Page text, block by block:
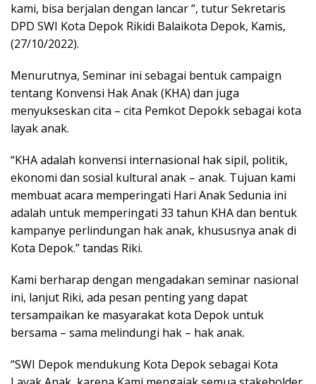
kami, bisa berjalan dengan lancar “, tutur Sekretaris
DPD SWI Kota Depok Rikidi Balaikota Depok, Kamis,
(27/10/2022).
Menurutnya, Seminar ini sebagai bentuk campaign
tentang Konvensi Hak Anak (KHA) dan juga
menyukseskan cita – cita Pemkot Depokk sebagai kota
layak anak.
“KHA adalah konvensi internasional hak sipil, politik,
ekonomi dan sosial kultural anak – anak. Tujuan kami
membuat acara memperingati Hari Anak Sedunia ini
adalah untuk memperingati 33 tahun KHA dan bentuk
kampanye perlindungan hak anak, khususnya anak di
Kota Depok.” tandas Riki.
Kami berharap dengan mengadakan seminar nasional
ini, lanjut Riki, ada pesan penting yang dapat
tersampaikan ke masyarakat kota Depok untuk
bersama – sama melindungi hak – hak anak.
“SWI Depok mendukung Kota Depok sebagai Kota